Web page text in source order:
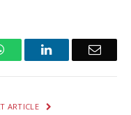
WhatsAppLinkedIn Email
ARTICLE